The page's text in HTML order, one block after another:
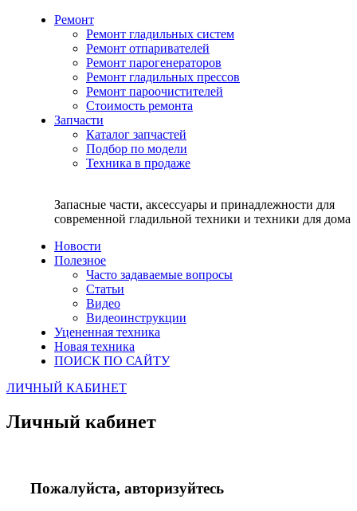
Ремонт
Ремонт гладильных систем
Ремонт отпаривателей
Ремонт парогенераторов
Ремонт гладильных прессов
Ремонт пароочистителей
Стоимость ремонта
Запчасти
Каталог запчастей
Подбор по модели
Техника в продаже
Запасные части, аксессуары и принадлежности для
современной гладильной техники и техники для дома
Новости
Полезное
Часто задаваемые вопросы
Статьи
Видео
Видеоинструкции
Уцененная техника
Новая техника
ПОИСК ПО САЙТУ
ЛИЧНЫЙ КАБИНЕТ
Личный кабинет
Пожалуйста, авторизуйтесь